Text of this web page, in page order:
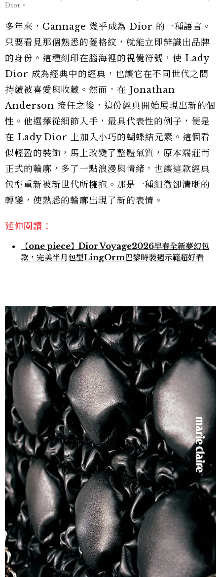
Dior。
多年來，Cannage 幾乎成為 Dior 的一種語言。
只要看見那個熟悉的菱格紋，就能立即辨識出品牌
的身份。這種刻印在腦海裡的視覺符號，使 Lady
Dior 成為經典中的經典，也讓它在不同世代之間
持續被喜愛與收藏。然而，在 Jonathan
Anderson 接任之後，這份經典開始展現出新的個
性。他選擇從細節入手，最具代表性的例子，便是
在 Lady Dior 上加入小巧的蝴蝶結元素。這個看
似輕盈的裝飾，馬上改變了整體氣質，原本端莊而
正式的輪廓，多了一點浪漫與情緒，也讓這款經典
包型重新被新世代所擁抱。那是一種細微卻清晰的
轉變，使熟悉的輪廓出現了新的表情。
延伸閱讀：
【one piece】Dior Voyage2026早春全新夢幻包
款，完美半月包型LingOrm巴黎時裝週示範超好看